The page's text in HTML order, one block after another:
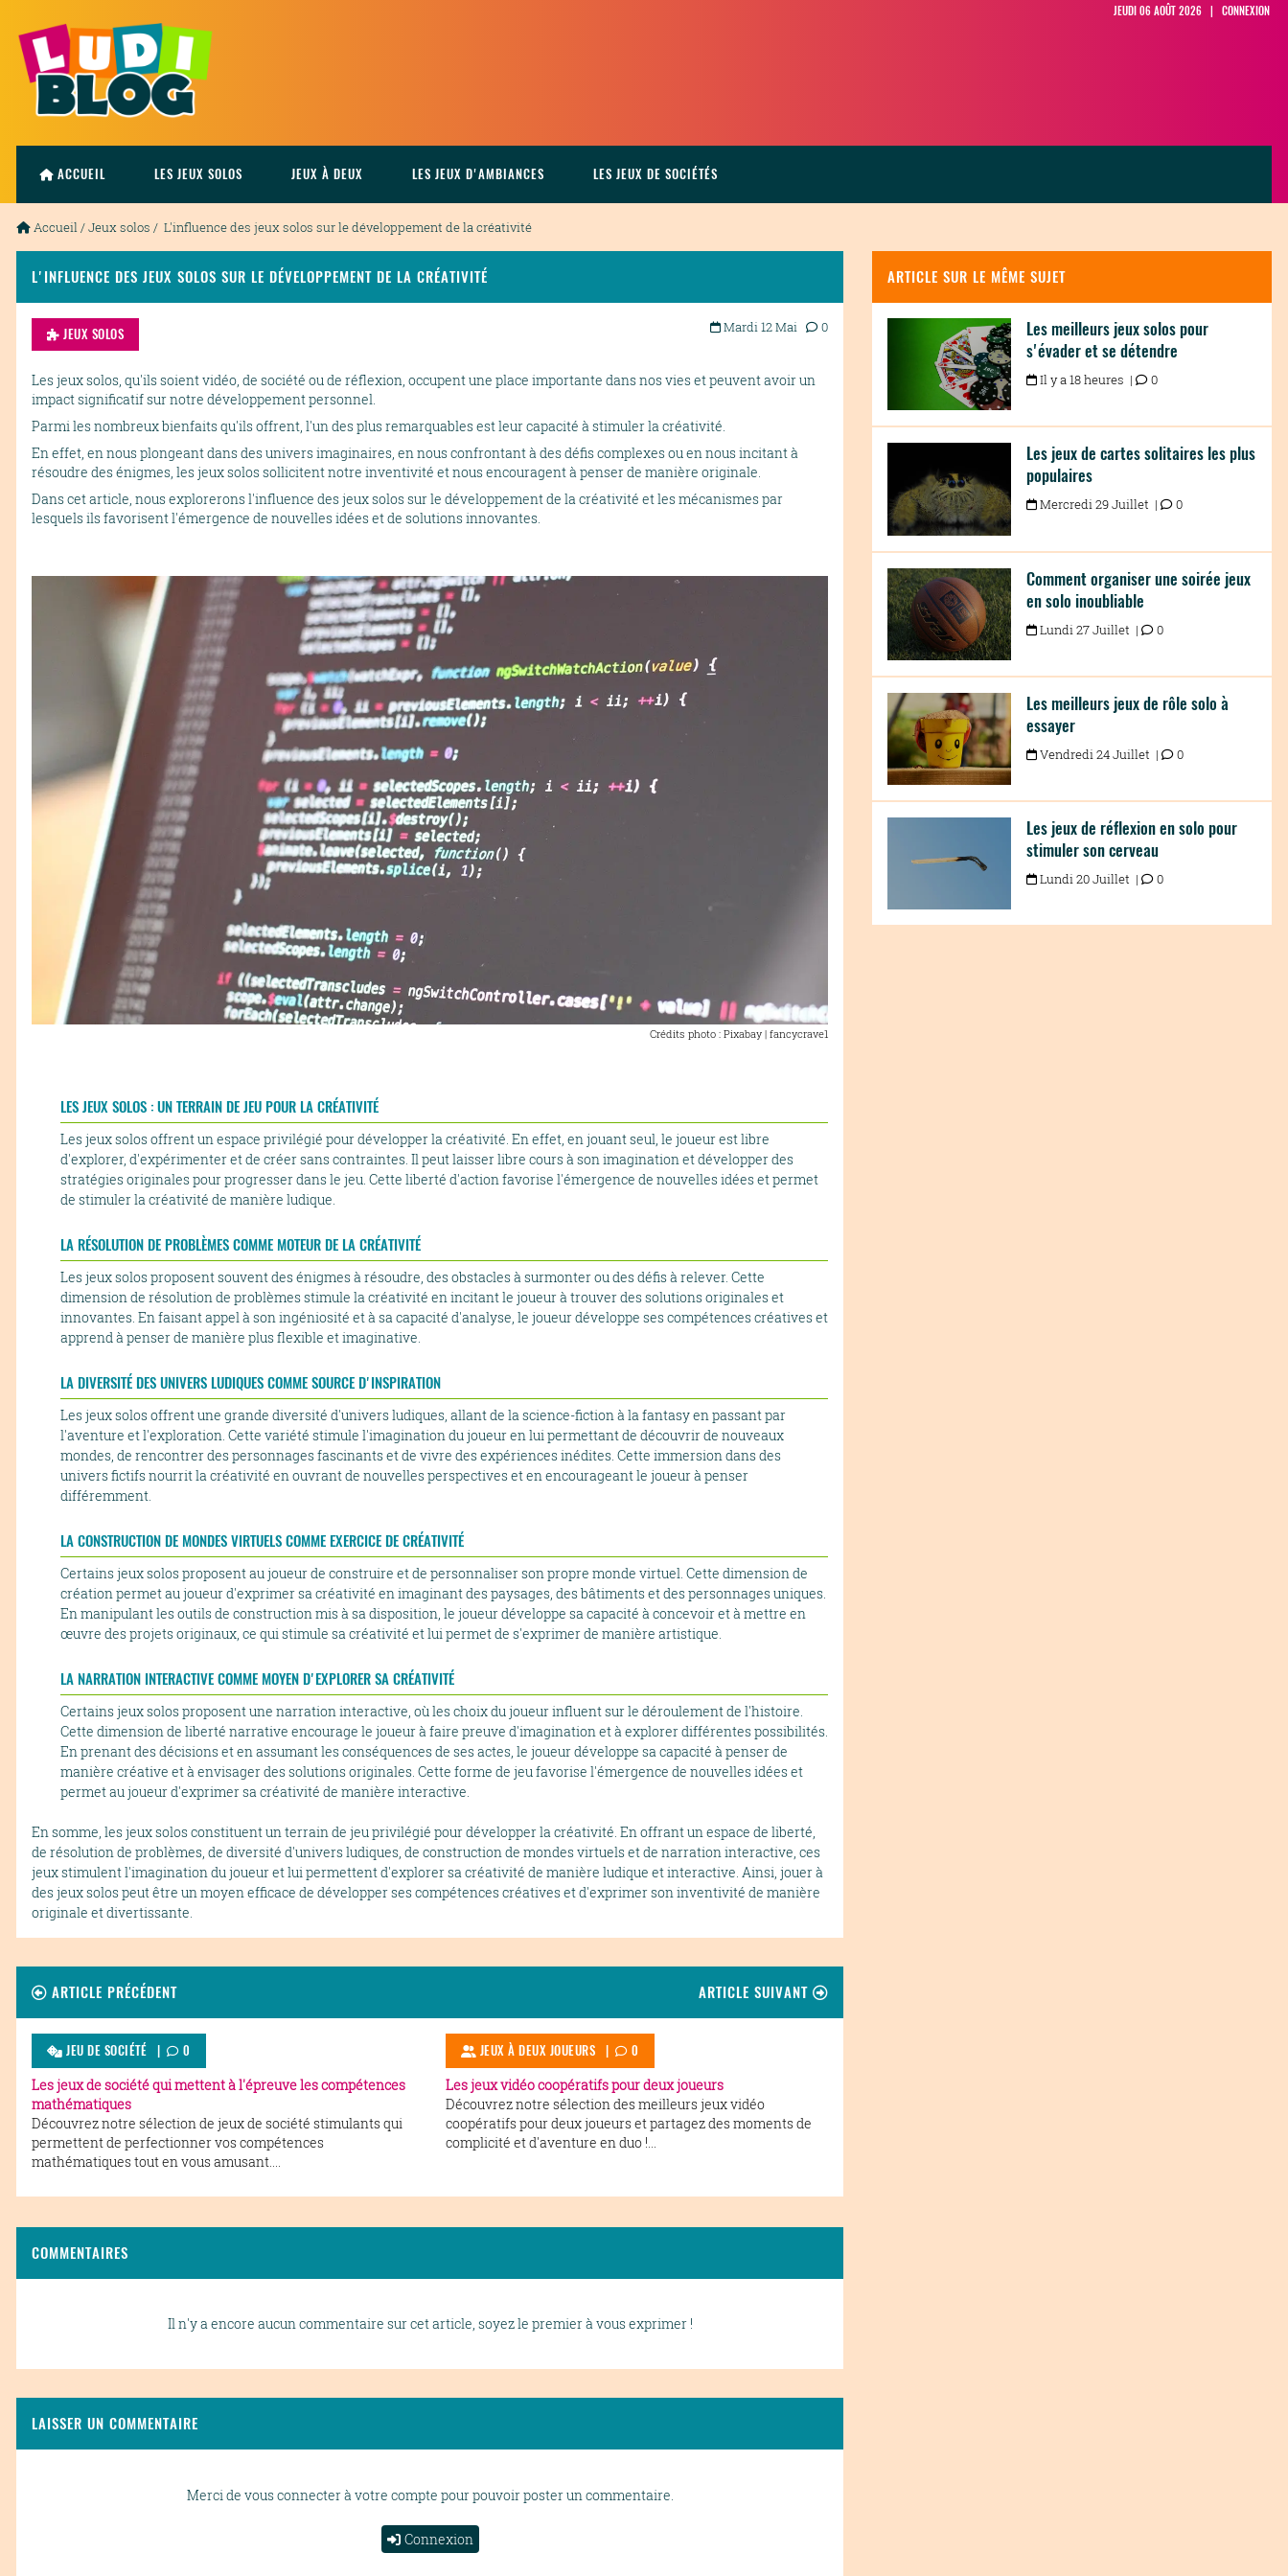
JEUDI 06 AOÛT 2026 | CONNEXION
ACCUEIL LES JEUX SOLOS JEUX À DEUX LES JEUX D'AMBIANCES LES JEUX DE SOCIÉTÉS
Accueil/Jeux solos / L'influence des jeux solos sur le développement de la créativité
L'INFLUENCE DES JEUX SOLOS SUR LE DÉVELOPPEMENT DE LA CRÉATIVITÉ
JEUX SOLOS Mardi 12 Mai 0
Les jeux solos, qu'ils soient vidéo, de société ou de réflexion, occupent une place importante dans nos vies et peuvent avoir un
impact significatif sur notre développement personnel.
Parmi les nombreux bienfaits qu'ils offrent, l'un des plus remarquables est leur capacité à stimuler la créativité.
En effet, en nous plongeant dans des univers imaginaires, en nous confrontant à des défis complexes ou en nous incitant à
résoudre des énigmes, les jeux solos sollicitent notre inventivité et nous encouragent à penser de manière originale.
Dans cet article, nous explorerons l'influence des jeux solos sur le développement de la créativité et les mécanismes par
lesquels ils favorisent l'émergence de nouvelles idées et de solutions innovantes.
Crédits photo : Pixabay | fancycrave1
LES JEUX SOLOS : UN TERRAIN DE JEU POUR LA CRÉATIVITÉ
Les jeux solos offrent un espace privilégié pour développer la créativité. En effet, en jouant seul, le joueur est libre
d'explorer, d'expérimenter et de créer sans contraintes. Il peut laisser libre cours à son imagination et développer des
stratégies originales pour progresser dans le jeu. Cette liberté d'action favorise l'émergence de nouvelles idées et permet
de stimuler la créativité de manière ludique.
LA RÉSOLUTION DE PROBLÈMES COMME MOTEUR DE LA CRÉATIVITÉ
Les jeux solos proposent souvent des énigmes à résoudre, des obstacles à surmonter ou des défis à relever. Cette
dimension de résolution de problèmes stimule la créativité en incitant le joueur à trouver des solutions originales et
innovantes. En faisant appel à son ingéniosité et à sa capacité d'analyse, le joueur développe ses compétences créatives et
apprend à penser de manière plus flexible et imaginative.
LA DIVERSITÉ DES UNIVERS LUDIQUES COMME SOURCE D'INSPIRATION
Les jeux solos offrent une grande diversité d'univers ludiques, allant de la science-fiction à la fantasy en passant par
l'aventure et l'exploration. Cette variété stimule l'imagination du joueur en lui permettant de découvrir de nouveaux
mondes, de rencontrer des personnages fascinants et de vivre des expériences inédites. Cette immersion dans des
univers fictifs nourrit la créativité en ouvrant de nouvelles perspectives et en encourageant le joueur à penser
différemment.
LA CONSTRUCTION DE MONDES VIRTUELS COMME EXERCICE DE CRÉATIVITÉ
Certains jeux solos proposent au joueur de construire et de personnaliser son propre monde virtuel. Cette dimension de
création permet au joueur d'exprimer sa créativité en imaginant des paysages, des bâtiments et des personnages uniques.
En manipulant les outils de construction mis à sa disposition, le joueur développe sa capacité à concevoir et à mettre en
œuvre des projets originaux, ce qui stimule sa créativité et lui permet de s'exprimer de manière artistique.
LA NARRATION INTERACTIVE COMME MOYEN D'EXPLORER SA CRÉATIVITÉ
Certains jeux solos proposent une narration interactive, où les choix du joueur influent sur le déroulement de l'histoire.
Cette dimension de liberté narrative encourage le joueur à faire preuve d'imagination et à explorer différentes possibilités.
En prenant des décisions et en assumant les conséquences de ses actes, le joueur développe sa capacité à penser de
manière créative et à envisager des solutions originales. Cette forme de jeu favorise l'émergence de nouvelles idées et
permet au joueur d'exprimer sa créativité de manière interactive.
En somme, les jeux solos constituent un terrain de jeu privilégié pour développer la créativité. En offrant un espace de liberté,
de résolution de problèmes, de diversité d'univers ludiques, de construction de mondes virtuels et de narration interactive, ces
jeux stimulent l'imagination du joueur et lui permettent d'explorer sa créativité de manière ludique et interactive. Ainsi, jouer à
des jeux solos peut être un moyen efficace de développer ses compétences créatives et d'exprimer son inventivité de manière
originale et divertissante.
ARTICLE PRÉCÉDENT
JEU DE SOCIÉTÉ | 0
Les jeux de société qui mettent à l'épreuve les compétences
mathématiques
Découvrez notre sélection de jeux de société stimulants qui
permettent de perfectionner vos compétences
mathématiques tout en vous amusant....
ARTICLE SUIVANT
JEUX À DEUX JOUEURS | 0
Les jeux vidéo coopératifs pour deux joueurs
Découvrez notre sélection des meilleurs jeux vidéo
coopératifs pour deux joueurs et partagez des moments de
complicité et d'aventure en duo !...
COMMENTAIRES
Il n'y a encore aucun commentaire sur cet article, soyez le premier à vous exprimer !
LAISSER UN COMMENTAIRE
Merci de vous connecter à votre compte pour pouvoir poster un commentaire.
Connexion
ARTICLE SUR LE MÊME SUJET
Les meilleurs jeux solos pour
s'évader et se détendre
Il y a 18 heures | 0
Les jeux de cartes solitaires les plus
populaires
Mercredi 29 Juillet | 0
Comment organiser une soirée jeux
en solo inoubliable
Lundi 27 Juillet | 0
Les meilleurs jeux de rôle solo à
essayer
Vendredi 24 Juillet | 0
Les jeux de réflexion en solo pour
stimuler son cerveau
Lundi 20 Juillet | 0